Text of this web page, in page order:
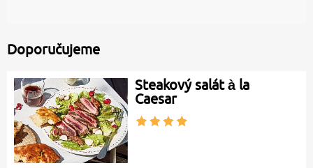
Doporučujeme
Steakový salát à la
Caesar